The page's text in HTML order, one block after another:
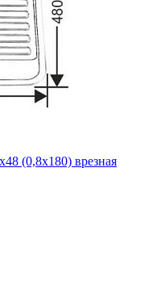
(0,8х180) врезная